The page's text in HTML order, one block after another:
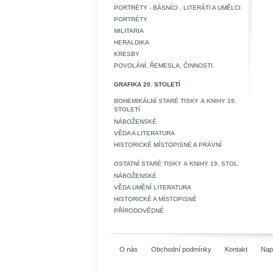
PORTRÉTY - BÁSNÍCI , LITERÁTI A UMĚLCI
PORTRÉTY
MILITARIA
HERALDIKA
KRESBY
POVOLÁNÍ, ŘEMESLA, ČINNOSTI.
GRAFIKA 20. STOLETÍ
BOHEMIKÁLNÍ STARÉ TISKY A KNIHY 19.
STOLETÍ
NÁBOŽENSKÉ
VĚDA A LITERATURA
HISTORICKÉ MÍSTOPISNÉ A PRÁVNÍ
OSTATNÍ STARÉ TISKY A KNIHY 19. STOL
NÁBOŽENSKÉ
VĚDA UMĚNÍ LITERATURA
HISTORICKÉ A MÍSTOPISNÉ
PŘÍRODOVĚDNÉ
O nás Obchodní podmínky Kontakt